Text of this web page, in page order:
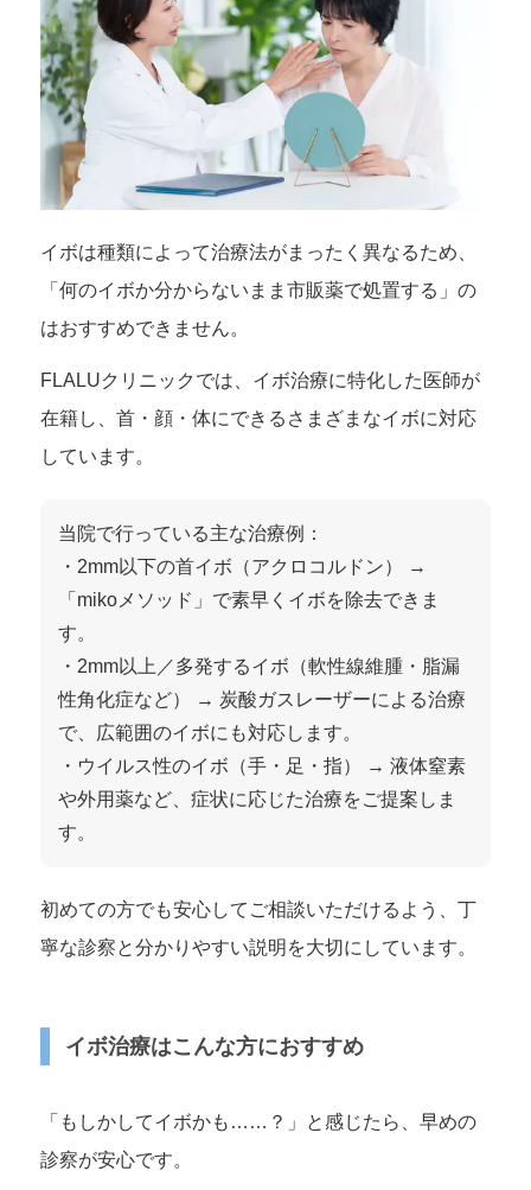
イボは種類によって治療法がまったく異なるため、
「何のイボか分からないまま市販薬で処置する」の
はおすすめできません。
FLALUクリニックでは、イボ治療に特化した医師が
在籍し、首・顔・体にできるさまざまなイボに対応
しています。
当院で行っている主な治療例：
・2mm以下の首イボ（アクロコルドン） →
「mikoメソッド」で素早くイボを除去できま
す。
・2mm以上／多発するイボ（軟性線維腫・脂漏
性角化症など） → 炭酸ガスレーザーによる治療
で、広範囲のイボにも対応します。
・ウイルス性のイボ（手・足・指） → 液体窒素
や外用薬など、症状に応じた治療をご提案しま
す。
初めての方でも安心してご相談いただけるよう、丁
寧な診察と分かりやすい説明を大切にしています。
イボ治療はこんな方におすすめ
「もしかしてイボかも……？」と感じたら、早めの
診察が安心です。